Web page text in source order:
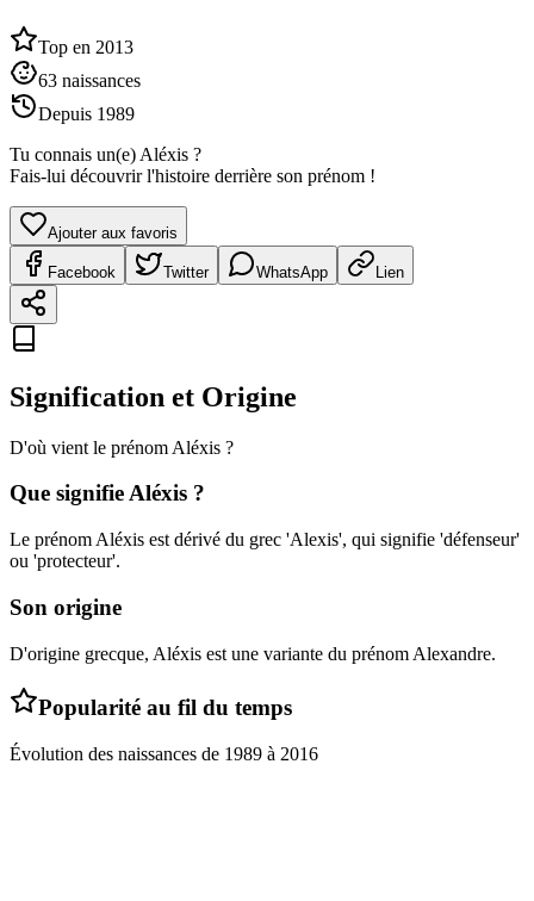
Top en 2013
63 naissances
Depuis 1989
Tu connais un(e) Aléxis ?
Fais-lui découvrir l'histoire derrière son prénom !
Ajouter aux favoris
Facebook Twitter WhatsApp Lien
Signification et Origine
D'où vient le prénom Aléxis ?
Que signifieAléxis ?
Le prénom Aléxis est dérivé du grec 'Alexis', qui signifie 'défenseur'
ou 'protecteur'.
Son origine
D'origine grecque, Aléxis est une variante du prénom Alexandre.
Popularité au fil du temps
Évolution des naissances de 1989 à 2016